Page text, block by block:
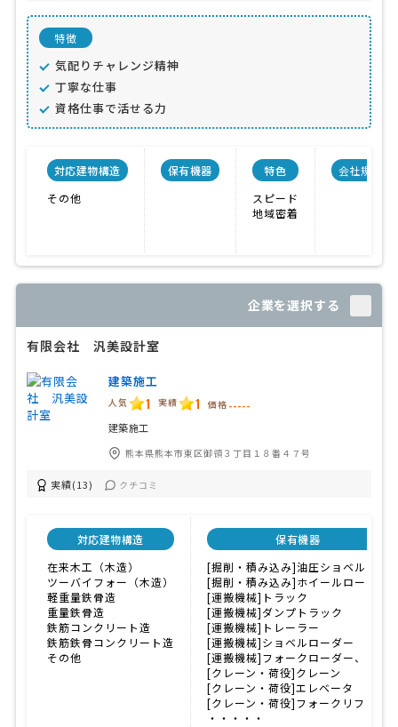
特徴
気配りチャレンジ精神
丁寧な仕事
資格仕事で活せる力
対応建物構造
その他
保有機器
特色
スピード
地域密着
会社規模
企業を選択する
有限会社 汎美設計室
建築施工
人気 1 実績 1 価格 -----
建築施工
熊本県熊本市東区御領３丁目１８番４７号
実績(13) クチコミ
対応建物構造
在来木工（木造）
ツーバイフォー（木造）
軽重量鉄骨造
重量鉄骨造
鉄筋コンクリート造
鉄筋鉄骨コンクリート造
その他
保有機器
[掘削・積み込み]油圧ショベル
[掘削・積み込み]ホイールローダー
[運搬機械]トラック
[運搬機械]ダンプトラック
[運搬機械]トレーラー
[運搬機械]ショベルローダー
[運搬機械]フォークローダー、
[クレーン・荷役]クレーン
[クレーン・荷役]エレベータ
[クレーン・荷役]フォークリフト
・・・・・